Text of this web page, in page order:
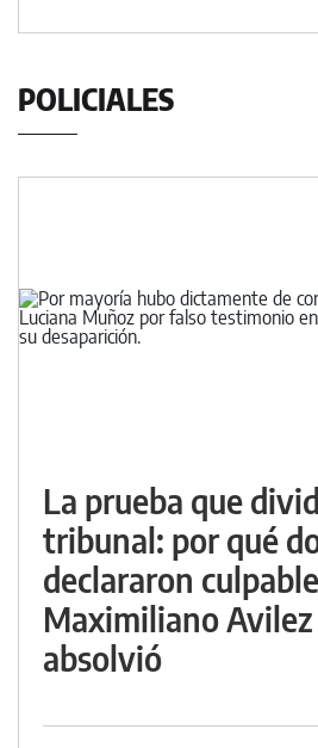
POLICIALES
La prueba que
tribunal: por qué
declararon
Maximiliano
absolvió